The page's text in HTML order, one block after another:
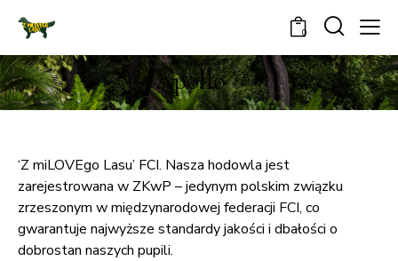
0
Apollo
‘Z miLOVEgo Lasu’ FCI. Nasza hodowla jest
zarejestrowana w ZKwP – jedynym polskim związku
zrzeszonym w międzynarodowej federacji FCI, co
gwarantuje najwyższe standardy jakości i dbałości o
dobrostan naszych pupili.